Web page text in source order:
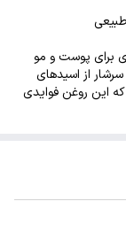
برای پوست و مو
از اسیدهای
این روغن فوایدی